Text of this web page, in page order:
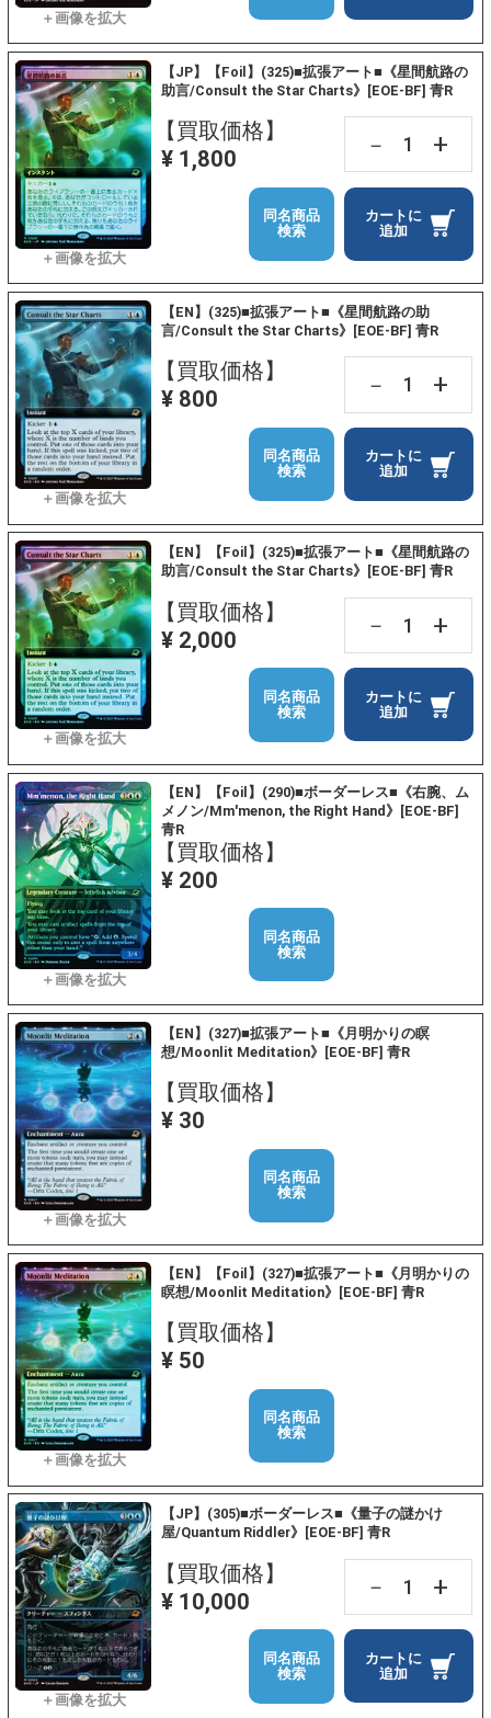
【JP】【Foil】(325)■拡張アート■《星間航路の
助言/Consult the Star Charts》[EOE-BF] 青R
【買取価格】
¥ 1,800
－ +
カートに
追加
同名商品
検索
【EN】(325)■拡張アート■《星間航路の助
言/Consult the Star Charts》[EOE-BF] 青R
【買取価格】
¥ 800
－ +
カートに
追加
同名商品
検索
【EN】【Foil】(325)■拡張アート■《星間航路の
助言/Consult the Star Charts》[EOE-BF] 青R
【買取価格】
¥ 2,000
－ +
カートに
追加
同名商品
検索
【EN】【Foil】(290)■ボーダーレス■《右腕、ム
メノン/Mm'menon, the Right Hand》[EOE-BF]
青R
【買取価格】
¥ 200
同名商品
検索
【EN】(327)■拡張アート■《月明かりの瞑
想/Moonlit Meditation》[EOE-BF] 青R
【買取価格】
¥ 30
同名商品
検索
【EN】【Foil】(327)■拡張アート■《月明かりの
瞑想/Moonlit Meditation》[EOE-BF] 青R
【買取価格】
¥ 50
同名商品
検索
【JP】(305)■ボーダーレス■《量子の謎かけ
屋/Quantum Riddler》[EOE-BF] 青R
【買取価格】
¥ 10,000
－ +
カートに
追加
同名商品
検索